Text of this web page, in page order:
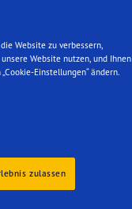
UltraGrip Performance 3
Website zu verbessern,
Website nutzen, und Ihnen
Einstellungen“ ändern.
zulassen